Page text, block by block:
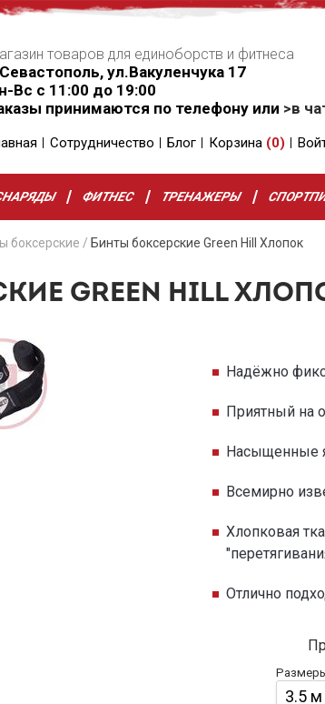
товаров для единоборств и фитнеса
ул.Вакуленчука 17
Вс с 11:00 до 19:00
принимаются по телефону или >в
Сотрудничество Блог Корзина (0)
ФИТНЕС ТРЕНАЖЕРЫ
боксерские / Бинты боксерские Green Hill Хлопок
GREEN HILL
Надёжно
Приятный на
Насыщенные
Всемирно
Хлопковая
Отлично